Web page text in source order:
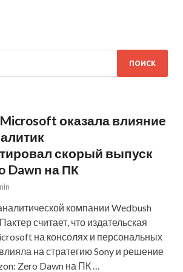
оказала влияние
скорый выпуск
Dawn на ПК
компании Wedbush
считает, что издательская
на консолях и персональных
на стратегию Sony и решение
Zero Dawn на ПК …